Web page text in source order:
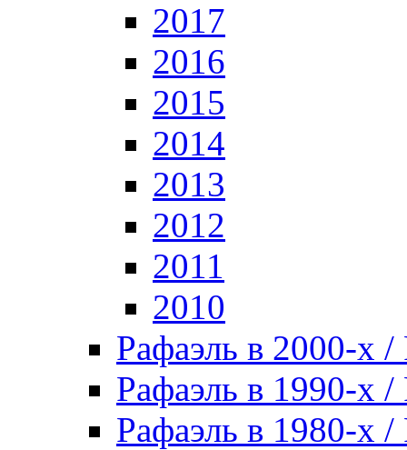
2017
2016
2015
2014
2013
2012
2011
2010
Рафаэль в 2000-х /
Рафаэль в 1990-х /
Рафаэль в 1980-х /